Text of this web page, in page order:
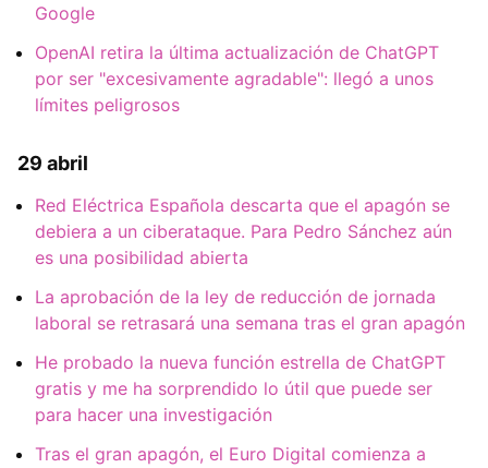
Google
OpenAI retira la última actualización de ChatGPT
por ser "excesivamente agradable": llegó a unos
límites peligrosos
29 abril
Red Eléctrica Española descarta que el apagón se
debiera a un ciberataque. Para Pedro Sánchez aún
es una posibilidad abierta
La aprobación de la ley de reducción de jornada
laboral se retrasará una semana tras el gran apagón
He probado la nueva función estrella de ChatGPT
gratis y me ha sorprendido lo útil que puede ser
para hacer una investigación
Tras el gran apagón, el Euro Digital comienza a